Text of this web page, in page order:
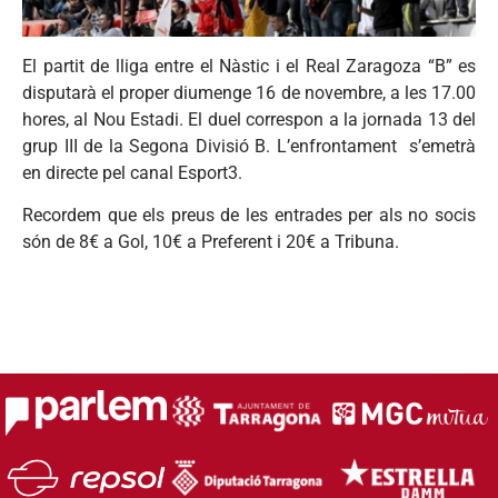
El partit de lliga entre el Nàstic i el Real Zaragoza “B” es
disputarà el proper diumenge 16 de novembre, a les 17.00
hores, al Nou Estadi. El duel correspon a la jornada 13 del
grup III de la Segona Divisió B. L’enfrontament s’emetrà
en directe pel canal Esport3.
Recordem que els preus de les entrades per als no socis
són de 8€ a Gol, 10€ a Preferent i 20€ a Tribuna.